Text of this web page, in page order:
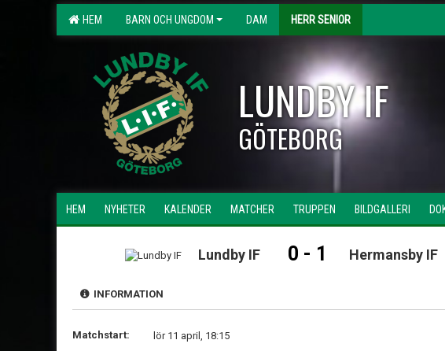
HEM BARN OCH UNGDOM DAM HERR SENIOR
LUNDBY IF
GÖTEBORG
HEM NYHETER KALENDER MATCHER TRUPPEN BILDGALLERI
Lundby IF 0 - 1 Hermansby IF
INFORMATION
Matchstart:
lör 11 april, 18:15